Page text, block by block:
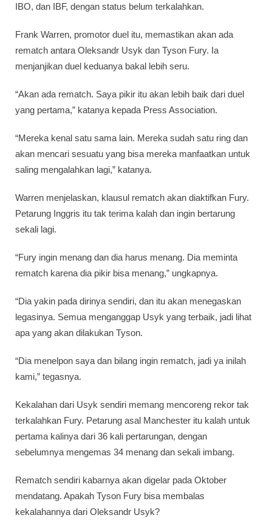
IBO, dan IBF, dengan status belum terkalahkan.
Frank Warren, promotor duel itu, memastikan akan ada
rematch antara Oleksandr Usyk dan Tyson Fury. Ia
menjanjikan duel keduanya bakal lebih seru.
“Akan ada rematch. Saya pikir itu akan lebih baik dari duel
yang pertama,” katanya kepada Press Association.
“Mereka kenal satu sama lain. Mereka sudah satu ring dan
akan mencari sesuatu yang bisa mereka manfaatkan untuk
saling mengalahkan lagi,” katanya.
Warren menjelaskan, klausul rematch akan diaktifkan Fury.
Petarung Inggris itu tak terima kalah dan ingin bertarung
sekali lagi.
“Fury ingin menang dan dia harus menang. Dia meminta
rematch karena dia pikir bisa menang,” ungkapnya.
“Dia yakin pada dirinya sendiri, dan itu akan menegaskan
legasinya. Semua menganggap Usyk yang terbaik, jadi lihat
apa yang akan dilakukan Tyson.
“Dia menelpon saya dan bilang ingin rematch, jadi ya inilah
kami,” tegasnya.
Kekalahan dari Usyk sendiri memang mencoreng rekor tak
terkalahkan Fury. Petarung asal Manchester itu kalah untuk
pertama kalinya dari 36 kali pertarungan, dengan
sebelumnya mengemas 34 menang dan sekali imbang.
Rematch sendiri kabarnya akan digelar pada Oktober
mendatang. Apakah Tyson Fury bisa membalas
kekalahannya dari Oleksandr Usyk?